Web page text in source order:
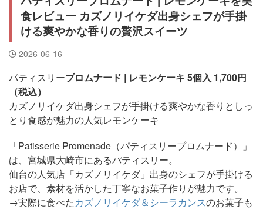
食レビュー カズノリイケダ出身シェフが手掛
ける爽やかな香りの贅沢スイーツ
2026-06-16
パティスリープロムナード | レモンケーキ 5個入 1,700円
（税込）
カズノリイケダ出身シェフが手掛ける爽やかな香りとしっ
とり食感が魅力の人気レモンケーキ
「Patisserie Promenade（パティスリープロムナード）」
は、宮城県大崎市にあるパティスリー。
仙台の人気店「カズノリイケダ」出身のシェフが手掛ける
お店で、素材を活かした丁寧なお菓子作りが魅力です。
→実際に食べたカズノリイケダ＆シーラカンスのお菓子も